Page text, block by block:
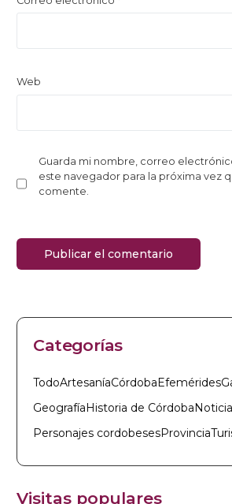
Web
Guarda mi nombre, correo
este navegador para la próxima vez
comente.
Categorías
TodoArtesaníaCórdoba Efemérides
Geografía Historia de Córdoba
Personajes cordobesesProvincia
Visitas populares